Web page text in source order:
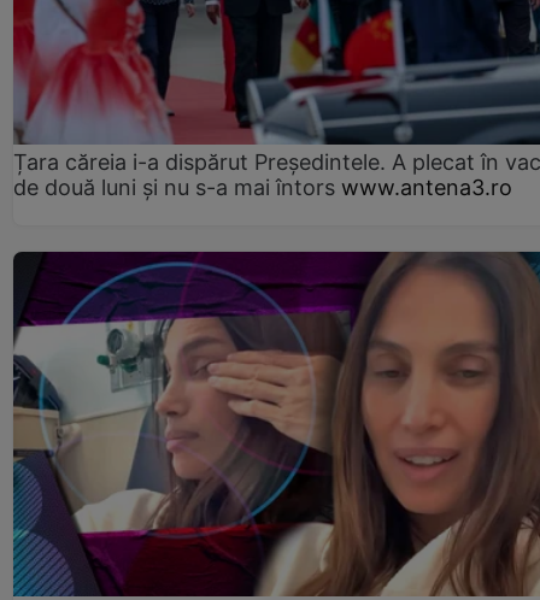
Țara căreia i-a dispărut Președintele. A plecat în
de două luni și nu s-a mai întors www.antena3.ro